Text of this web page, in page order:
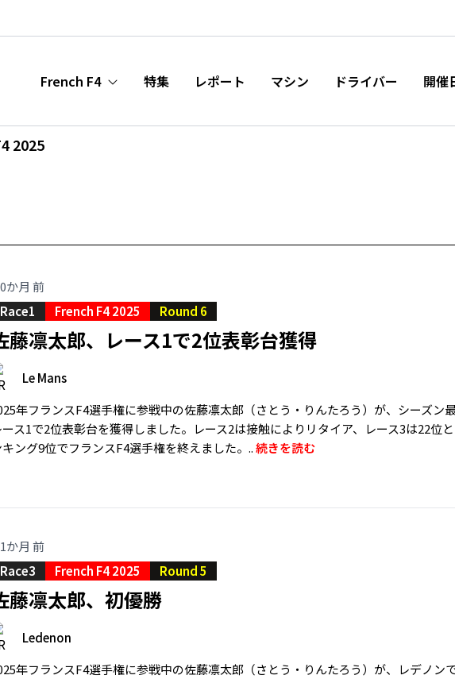
French F4 特集 レポート マシン ドライバー 開催
2025
か月 前
Race1
French F4 2025 Round 6
藤凛太郎、レース1で2位表彰台獲得
Le Mans
年フランスF4選手権に参戦中の佐藤凛太郎（さとう・りんたろう）が、シーズン
ース1で2位表彰台を獲得しました。レース2は接触によりリタイア、レース3は22位
キング9位でフランスF4選手権を終えました。..続きを読む
か月 前
Race3
French F4 2025 Round 5
藤凛太郎、初優勝
Ledenon
年フランスF4選手権に参戦中の佐藤凛太郎（さとう・りんたろう）が、レデノン